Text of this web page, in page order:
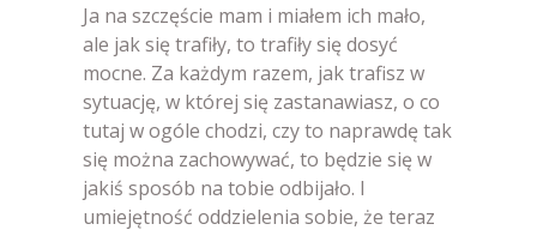
Ja na szczęście mam i miałem ich mało,
ale jak się trafiły, to trafiły się dosyć
mocne. Za każdym razem, jak trafisz w
sytuację, w której się zastanawiasz, o co
tutaj w ogóle chodzi, czy to naprawdę tak
się można zachowywać, to będzie się w
jakiś sposób na tobie odbijało. I
umiejętność oddzielenia sobie, że teraz